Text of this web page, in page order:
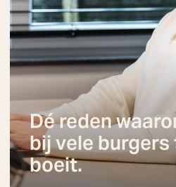
Dé reden
bij vele
boeit.